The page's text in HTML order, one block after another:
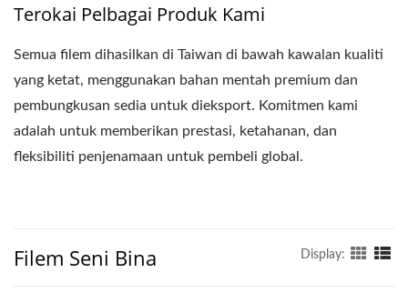
Terokai Pelbagai Produk Kami
Semua filem dihasilkan di Taiwan di bawah kawalan kualiti
yang ketat, menggunakan bahan mentah premium dan
pembungkusan sedia untuk dieksport. Komitmen kami
adalah untuk memberikan prestasi, ketahanan, dan
fleksibiliti penjenamaan untuk pembeli global.
Filem Seni Bina Display: